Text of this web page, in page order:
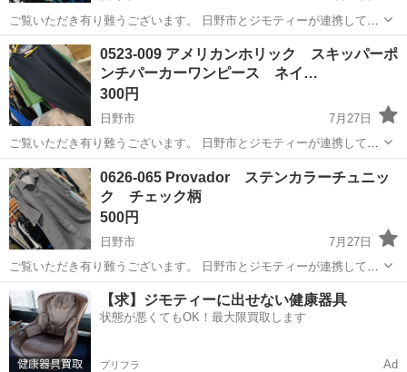
ご覧いただき有り難うございます。 日野市とジモティーが連携して運
営しています。 粗⼤ごみの減量を⽬的にまだ使えるものをリユースし
ています。 ★★★★★ ご自宅にある不要品を是非ジモティースポット
へお持ち込みし...
東京 日野市 現地
0523-009 アメリカンホリック スキッパーポ
ンチパーカーワンピース ネイ…
300円
日野市
7月27日
ご覧いただき有り難うございます。 日野市とジモティーが連携して運
営しています。 粗⼤ごみの減量を⽬的にまだ使えるものをリユースし
ています。 ★★★★★ ご自宅にある不要品を是非ジモティースポット
へお持ち込みし...
東京 日野市
0626-065 Provador ステンカラーチュニッ
ク チェック柄
500円
日野市
7月27日
ご覧いただき有り難うございます。 日野市とジモティーが連携して運
営しています。 粗⼤ごみの減量を⽬的にまだ使えるものをリユースし
ています。 ★★★★★ ご自宅にある不要品を是非ジモティースポット
へお持ち込みし...
東京 日野市 ワンピース 現地
【求】ジモティーに出せない健康器具
状態が悪くてもOK！最大限買取します
プリフラ Ad